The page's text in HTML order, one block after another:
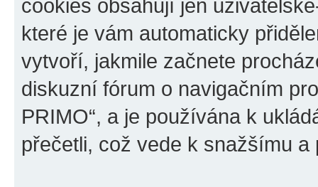
cookies obsahují jen
které je vám automaticky
vytvoří, jakmile začnete
diskuzní fórum o navigačním
PRIMO“, a je používána k
přečetli, což vede k snažšímu